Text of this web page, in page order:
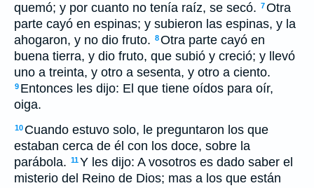
quemó; y por cuanto no tenía raíz, se secó. 7Otra
parte cayó en espinas; y subieron las espinas, y la
ahogaron, y no dio fruto. 8Otra parte cayó en
buena tierra, y dio fruto, que subió y creció; y llevó
uno a treinta, y otro a sesenta, y otro a ciento.
9 Entonces les dijo: El que tiene oídos para oír,
oiga.
10 Cuando estuvo solo, le preguntaron los que
estaban cerca de él con los doce, sobre la
parábola. 11Y les dijo: A vosotros es dado saber el
misterio del Reino de Dios; mas a los que están